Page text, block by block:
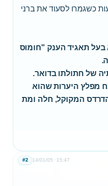
זה את ברני. כעבור 3 שעות כשגמרו לסעוד את ברני
בעל תאגיד הענק "חומוס
של חתולתו בדואר.
מפלץ היערות שהוא
המקוקל, חלה ומת
14/01/05 15:47
#2